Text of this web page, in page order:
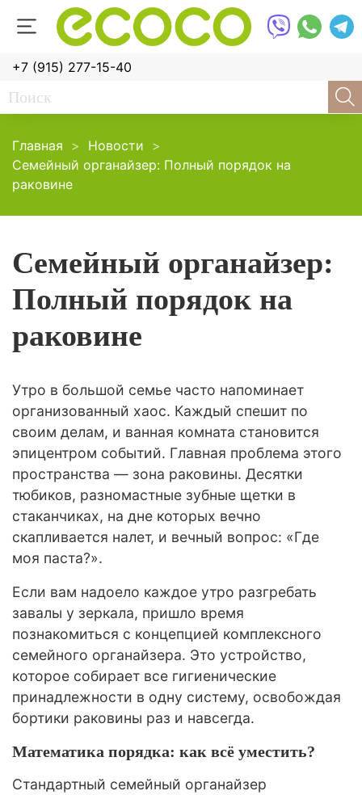
+7 (915) 277-15-40
Главная
Новости
Семейный органайзер: Полный порядок на
раковине
Семейный органайзер:
Полный порядок на
раковине
Утро в большой семье часто напоминает
организованный хаос. Каждый спешит по
своим делам, и ванная комната становится
эпицентром событий. Главная проблема этого
пространства — зона раковины. Десятки
тюбиков, разномастные зубные щетки в
стаканчиках, на дне которых вечно
скапливается налет, и вечный вопрос: «Где
моя паста?».
Если вам надоело каждое утро разгребать
завалы у зеркала, пришло время
познакомиться с концепцией комплексного
семейного органайзера. Это устройство,
которое собирает все гигиенические
принадлежности в одну систему, освобождая
бортики раковины раз и навсегда.
Математика порядка: как всё уместить?
Стандартный семейный органайзер